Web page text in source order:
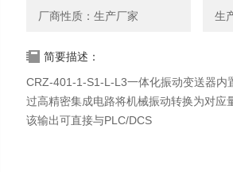
厂商性质：生产厂家 生
简要描述：
CRZ-401-1-S1-L-L3一体化振动变送器内
过高精密集成电路将机械振动转换为对应
该输出可直接与PLC/DCS